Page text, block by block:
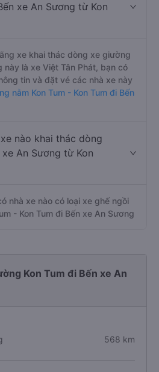
xe An Sương từ Kon
xe khai thác dòng xe giường
này là xe Việt Tân Phát, bạn có
tin và đặt vé các nhà xe này
nằm Kon Tum - Kon Tum đi Bến
nào khai thác dòng
An Sương từ Kon
nhà xe nào có loại xe ghế ngồi
- Kon Tum đi Bến xe An Sương
Kon Tum đi Bến xe An
568 km